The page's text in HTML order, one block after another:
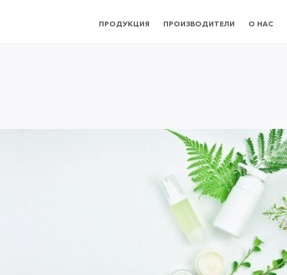
ПРОДУКЦИЯ ПРОИЗВОДИТЕЛИ О НАС